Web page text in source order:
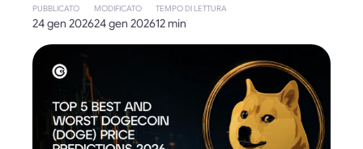
PUBBLICATO
24 gen 2026
MODIFICATO
24 gen 2026
TEMPO DI LETTURA
12 min